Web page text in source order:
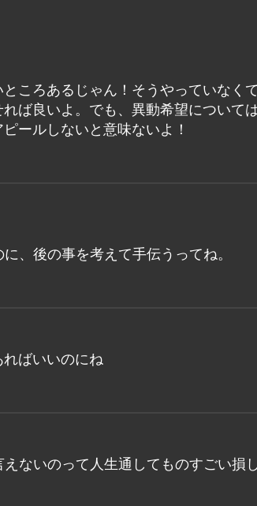
ころあるじゃん！そうやっていなく
ば良いよ。でも、異動希望について
ールしないと意味ないよ！
、後の事を考えて手伝うってね。
ばいいのにね
ないのって人生通してものすごい損し